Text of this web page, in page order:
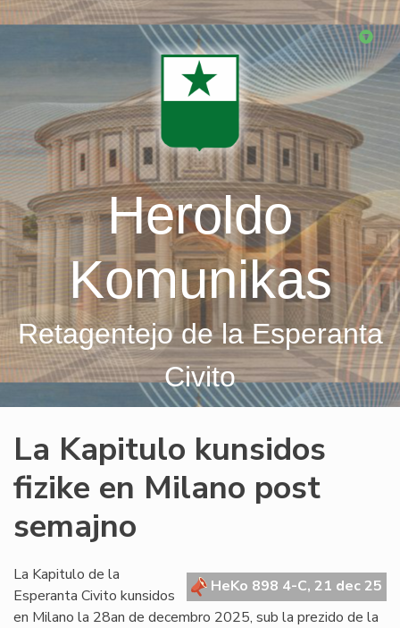
Skip
Heroldo
Komunikas
Retagentejo de la Esperanta
Civito
La Kapitulo kunsidos
fizike en Milano post
semajno
HeKo 898 4-C, 21 dec 25
La Kapitulo de la
Esperanta Civito kunsidos
en Milano la 28an de decembro 2025, sub la prezido de la